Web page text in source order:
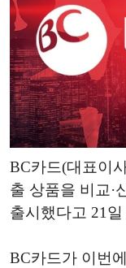
BC카드(대표이
출 상품을 비교·
출시했다고 21
BC카드가 이번